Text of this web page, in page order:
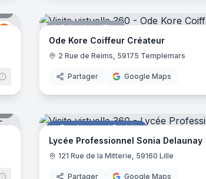
Groupe U Salon de coiffure
Ode Kore Coiffeur Créateur
2 Rue de Reims, 59175 Templemars
Partager Google Maps
Enseignement Scolaire
Lycée Professionnel Sonia Delaunay
121 Rue de la Mitterie, 59160 Lille
Partager Google Maps